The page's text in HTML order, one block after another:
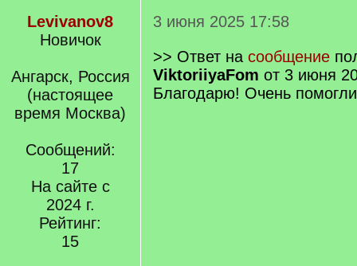
Levivanov8
Новичок
Ангарск, Россия
(настоящее
время Москва)
Сообщений:
17
На сайте с
2024 г.
Рейтинг:
15
3 июня 2025 17:58
>> Ответ на сообщение
ViktoriiyaFom от 3 июня
Благодарю! Очень помогли